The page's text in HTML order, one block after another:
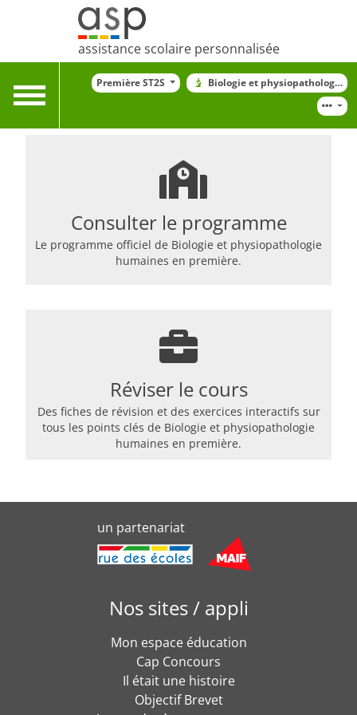
assistance scolaire personnalisée
Toggle
Première ST2S Biologie et physiopathologie
Consulter le programme
Le programme officiel de Biologie et physiopathologie
humaines en première.
Réviser le cours
Des fiches de révision et des exercices interactifs sur
tous les points clés de Biologie et physiopathologie
humaines en première.
un partenariat
Nos sites / appli
Mon espace éducation
Cap Concours
Il était une histoire
Objectif Brevet